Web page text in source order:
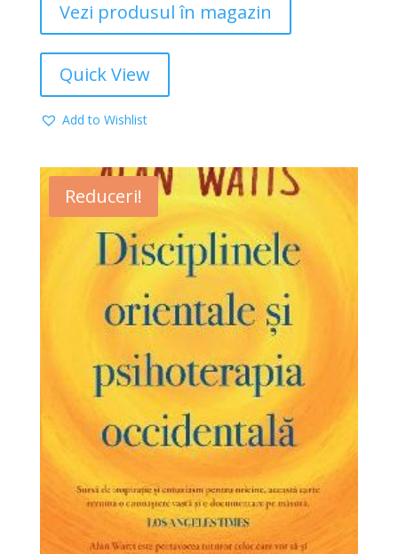
Vezi produsul în magazin
Quick View
Add to Wishlist
Reduceri!